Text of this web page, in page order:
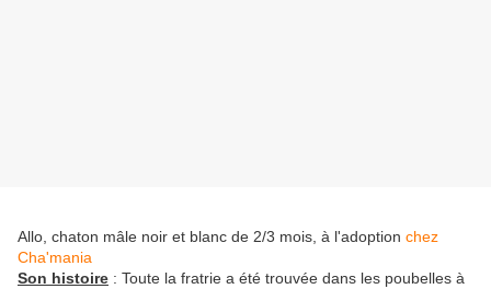
Allo, chaton mâle noir et blanc de 2/3 mois, à l'adoption chez
Cha'mania
Son histoire : Toute la fratrie a été trouvée dans les poubelles à